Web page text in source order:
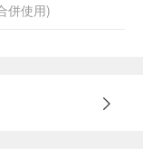
併使用)